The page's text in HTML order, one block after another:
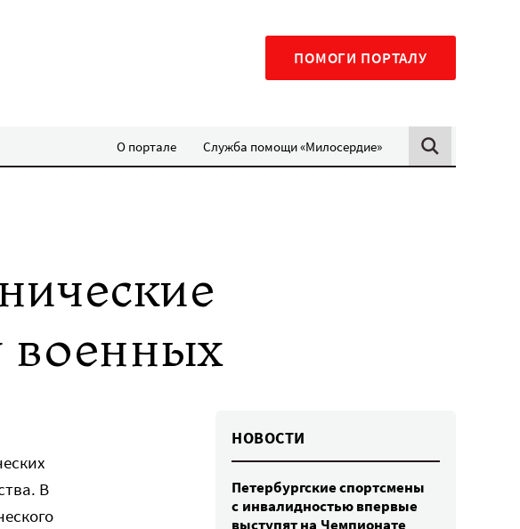
ПОМОГИ ПОРТАЛУ
О портале Служба помощи «Милосердие»
В
НОВОСТИ
Петербургские спортсмены
c инвалидностью впервые
выступят на Чемпионате